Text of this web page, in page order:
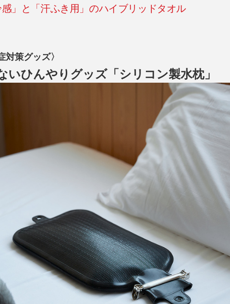
」と「汗ふき用」のハイブリッドタオル
対策グッズ〉
いひんやりグッズ「シリコン製水枕」